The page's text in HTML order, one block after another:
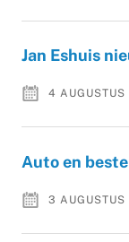
Jan Eshuis
4 AUGUSTUS
Auto en
3